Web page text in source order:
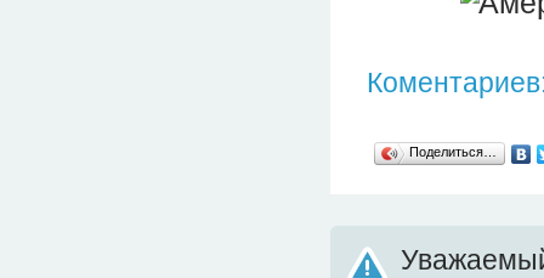
Поделиться…